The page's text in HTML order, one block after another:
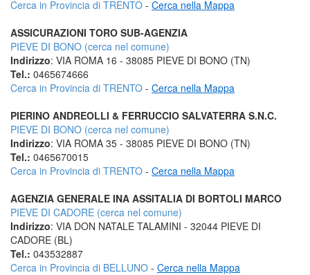
Cerca in Provincia di TRENTO - Cerca nella Mappa
ASSICURAZIONI TORO SUB-AGENZIA
PIEVE DI BONO (cerca nel comune)
Indirizzo: VIA ROMA 16 - 38085 PIEVE DI BONO (TN)
Tel.: 0465674666
Cerca in Provincia di TRENTO - Cerca nella Mappa
PIERINO ANDREOLLI & FERRUCCIO SALVATERRA S.N.C.
PIEVE DI BONO (cerca nel comune)
Indirizzo: VIA ROMA 35 - 38085 PIEVE DI BONO (TN)
Tel.: 0465670015
Cerca in Provincia di TRENTO - Cerca nella Mappa
AGENZIA GENERALE INA ASSITALIA DI BORTOLI MARCO
PIEVE DI CADORE (cerca nel comune)
Indirizzo: VIA DON NATALE TALAMINI - 32044 PIEVE DI
CADORE (BL)
Tel.: 043532887
Cerca in Provincia di BELLUNO - Cerca nella Mappa